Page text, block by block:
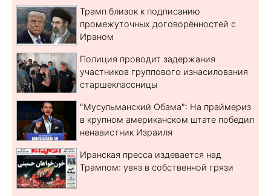
Трамп близок к подписанию
промежуточных договорённостей с
Ираном
Полиция проводит задержания
участников группового изнасилования
старшеклассницы
"Мусульманский Обама": На праймериз
в крупном американском штате победил
ненавистник Израиля
Иранская пресса издевается над
Трампом: увяз в собственной грязи